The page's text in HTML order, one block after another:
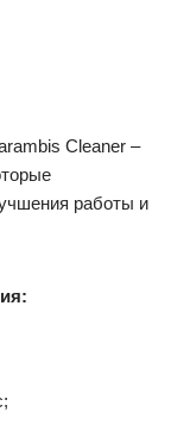
Cleaner –
работы и